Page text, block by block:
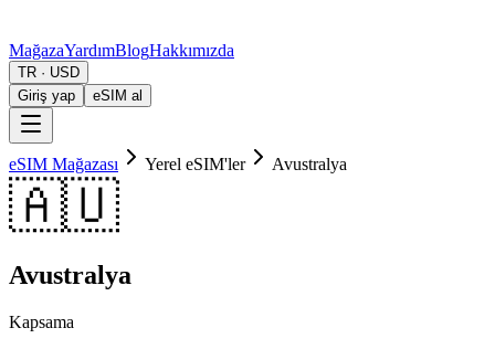
MağazaYardımBlogHakkımızda
TR · USD
Giriş yap
eSIM al
eSIM Mağazası Yerel eSIM'ler Avustralya
🇦🇺
Avustralya
Kapsama